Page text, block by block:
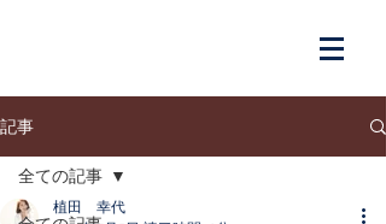
記事
全ての記事
植田 幸代